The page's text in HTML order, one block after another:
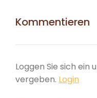
Kommentieren
Loggen Sie sich ein
vergeben. Login